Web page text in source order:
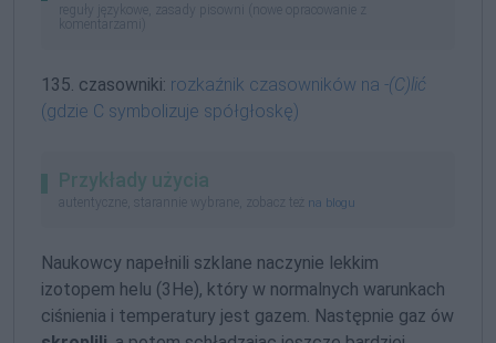
reguły językowe, zasady pisowni (nowe opracowanie z
komentarzami)
135. czasowniki: rozkaźnik czasowników na -(C)lić
(gdzie C symbolizuje spółgłoskę)
Przykłady użycia
autentyczne, starannie wybrane, zobacz też na blogu
Naukowcy napełnili szklane naczynie lekkim
izotopem helu (3He), który w normalnych warunkach
ciśnienia i temperatury jest gazem. Następnie gaz ów